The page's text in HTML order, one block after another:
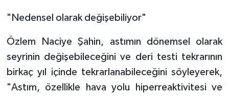
"Nedensel olarak değişebiliyor"
Özlem Naciye Şahin, astımın dönemsel olarak
seyrinin değişebileceğini ve deri testi tekrarının
birkaç yıl içinde tekrarlanabileceğini söyleyerek,
"Astım, özellikle hava yolu hiperreaktivitesi ve